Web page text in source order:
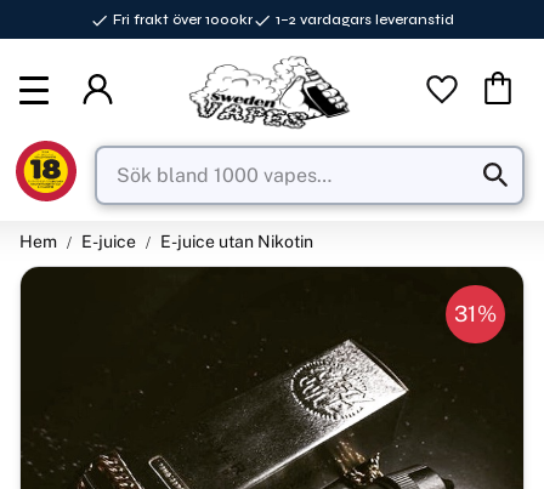
Fri frakt över 1000kr 1–2 vardagars leveranstid
Favoriter
Hem E-juice E-juice utan Nikotin
31%